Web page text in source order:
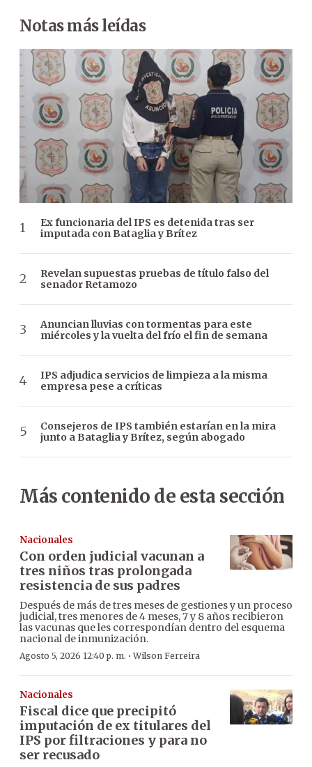
Notas más leídas
Ex funcionaria del IPS es detenida tras ser
imputada con Bataglia y Brítez
Revelan supuestas pruebas de título falso del
senador Retamozo
Anuncian lluvias con tormentas para este
miércoles y la vuelta del frío el fin de semana
IPS adjudica servicios de limpieza a la misma
empresa pese a críticas
Consejeros de IPS también estarían en la mira
junto a Bataglia y Brítez, según abogado
Más contenido de esta sección
Nacionales
Con orden judicial vacunan a
tres niños tras prolongada
resistencia de sus padres
Después de más de tres meses de gestiones y un proceso
judicial, tres menores de 4 meses, 7 y 8 años recibieron
las vacunas que les correspondían dentro del esquema
nacional de inmunización.
Agosto 5, 2026 12:40 p. m. ·Wilson Ferreira
Nacionales
Fiscal dice que precipitó
imputación de ex titulares del
IPS por filtraciones y para no
ser recusado